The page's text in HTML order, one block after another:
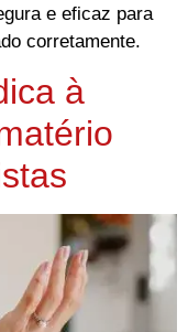
e eficaz para
corretamente.
à